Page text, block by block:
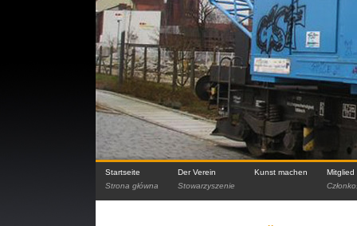
Startseite
Strona główna
Der Verein
Stowarzyszenie
Kunst machen
Mitglied